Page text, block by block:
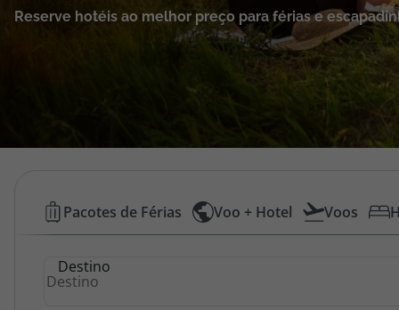
Área de Cliente
Reserve hotéis ao melhor preço para férias e
Hotéis
Baratos
Pacotes de Férias Voo + Hotel Voos
Destino